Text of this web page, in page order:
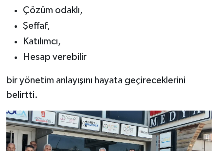
Çözüm odaklı,
Şeffaf,
Katılımcı,
Hesap verebilir
bir yönetim anlayışını hayata geçireceklerini
belirtti.